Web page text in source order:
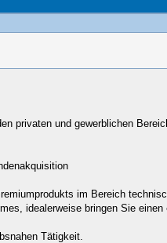
privaten und gewerblichen
im Bereich
idealerweise bringen Sie einen
Tätigkeit.